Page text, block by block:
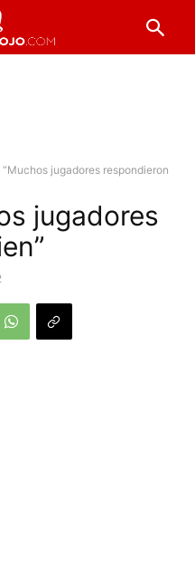
“Muchos jugadores respondieron
jugadores